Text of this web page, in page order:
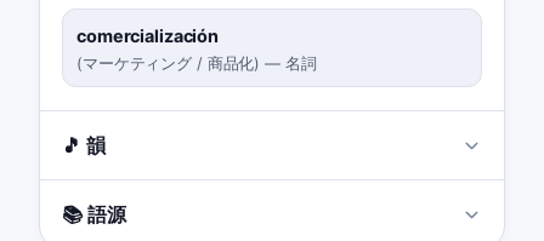
comercialización
(マーケティング / 商品化) — 名詞
🎵 韻
📚 語源